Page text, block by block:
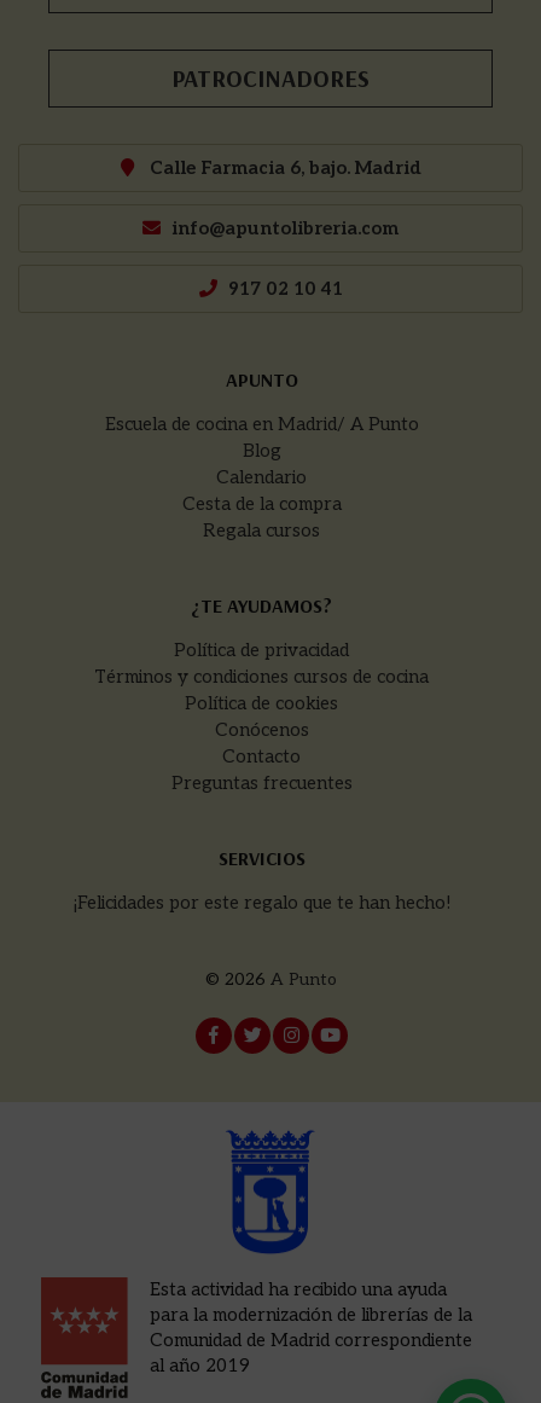
PATROCINADORES
Calle Farmacia 6, bajo. Madrid
info@apuntolibreria.com
917 02 10 41
APUNTO
Escuela de cocina en Madrid/ A Punto
Blog
Calendario
Cesta de la compra
Regala cursos
¿TE AYUDAMOS?
Política de privacidad
Términos y condiciones cursos de cocina
Política de cookies
Conócenos
Contacto
Preguntas frecuentes
SERVICIOS
¡Felicidades por este regalo que te han hecho!
© 2026 A Punto
Esta actividad ha recibido una ayuda
para la modernización de librerías de la
Comunidad de Madrid correspondiente
al año 2019